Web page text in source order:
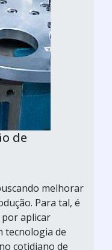
de
melhorar
Para tal, é
aplicar
tecnologia de
cotidiano de